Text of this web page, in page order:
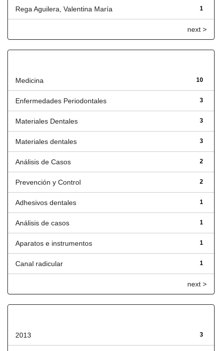
1
Rega Aguilera, Valentina María
next >
10
Medicina
3
Enfermedades Periodontales
3
Materiales Dentales
3
Materiales dentales
2
Análisis de Casos
2
Prevención y Control
1
Adhesivos dentales
1
Análisis de casos
1
Aparatos e instrumentos
1
Canal radicular
next >
3
2013